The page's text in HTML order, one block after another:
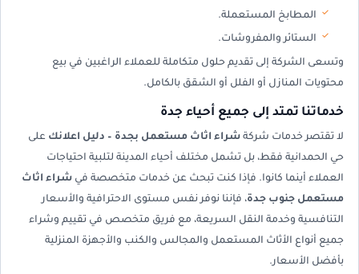
المطابخ المستعملة.
الستائر والمفروشات.
وتسعى الشركة إلى تقديم حلول متكاملة للعملاء الراغبين في بيع
محتويات المنازل أو الفلل أو الشقق بالكامل.
خدماتنا تمتد إلى جميع أحياء جدة
لا تقتصر خدمات شركة شراء اثاث مستعمل بجدة – دليل اعلانك على
حي الحمدانية فقط، بل تشمل مختلف أحياء المدينة لتلبية احتياجات
العملاء أينما كانوا. فإذا كنت تبحث عن خدمات متخصصة في شراء اثاث
مستعمل جنوب جدة، فإننا نوفر نفس مستوى الاحترافية والأسعار
التنافسية وخدمة النقل السريعة، مع فريق متخصص في تقييم وشراء
جميع أنواع الأثاث المستعمل والمجالس والكنب والأجهزة المنزلية
بأفضل الأسعار.